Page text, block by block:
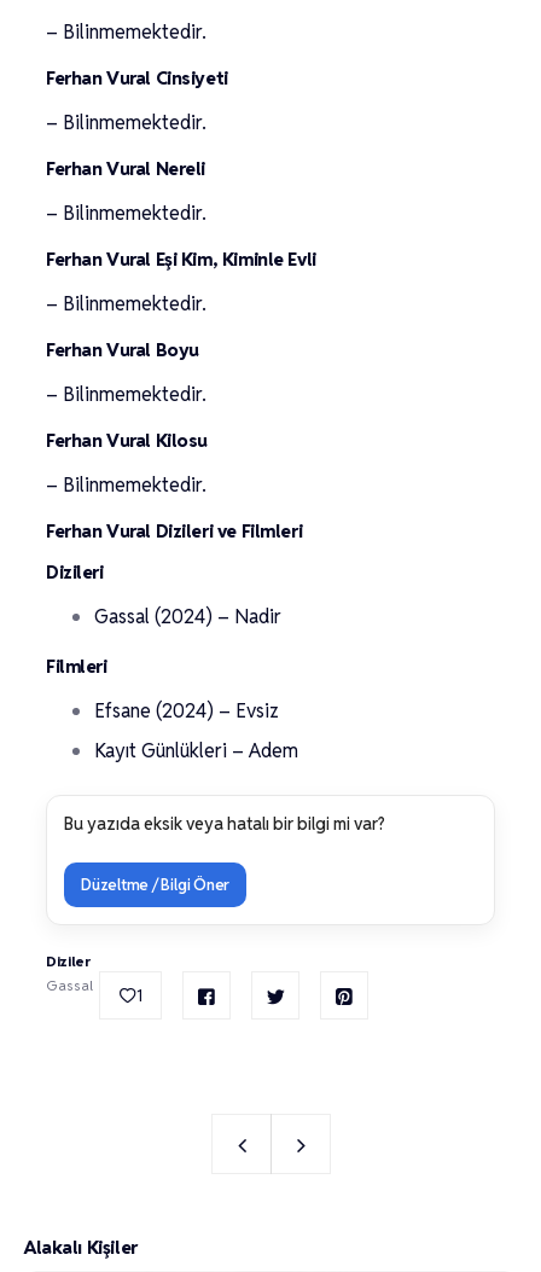
– Bilinmemektedir.
Ferhan Vural Cinsiyeti
– Bilinmemektedir.
Ferhan Vural Nereli
– Bilinmemektedir.
Ferhan Vural Eşi Kim, Kiminle Evli
– Bilinmemektedir.
Ferhan Vural Boyu
– Bilinmemektedir.
Ferhan Vural Kilosu
– Bilinmemektedir.
Ferhan Vural Dizileri ve Filmleri
Dizileri
Gassal (2024) – Nadir
Filmleri
Efsane (2024) – Evsiz
Kayıt Günlükleri – Adem
Bu yazıda eksik veya hatalı bir bilgi mi var?
Düzeltme / Bilgi Öner
Diziler
Gassal
1
Alakalı Kişiler